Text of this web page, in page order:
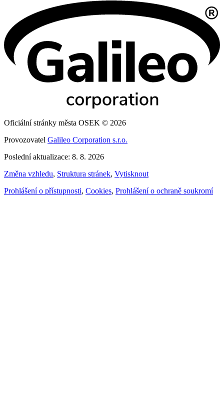
Oficiální stránky města OSEK © 2026
Provozovatel Galileo Corporation s.r.o.
Poslední aktualizace: 8. 8. 2026
Změna vzhledu, Struktura stránek, Vytisknout
Prohlášení o přístupnosti, Cookies, Prohlášení o ochraně soukromí